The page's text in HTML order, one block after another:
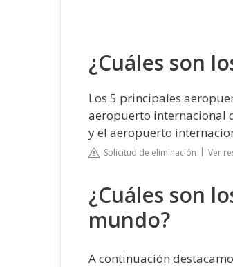
¿Cuáles son
Los 5 principales
aeropuerto internacional
y el aeropuerto
Solicitud de eliminación Ver
¿Cuáles son
mundo?
A continuación